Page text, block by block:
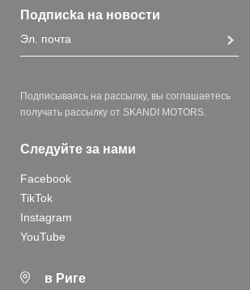
Подписka на новости
Подписываясь на рассылку, вы соглашаетесь
получать рассылку от SKANDI MOTORS.
Следуйте за нами
Facebook
TikTok
Instagram
YouTube
в Риге